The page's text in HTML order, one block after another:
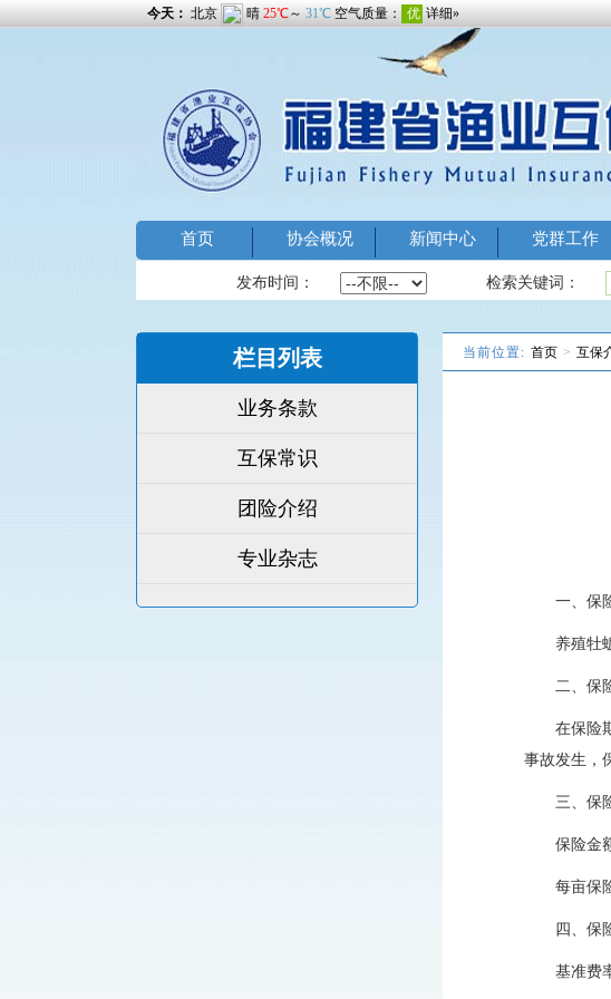
首页 协会概况 新闻中心 党群工作
发布时间： 检索关键词：
栏目列表
业务条款
互保常识
团险介绍
专业杂志
当前位置: 首页 > 互保
一、保
养殖牡
二、保
在保险
事故发生，
三、保
保险金
每亩保
四、保
基准费